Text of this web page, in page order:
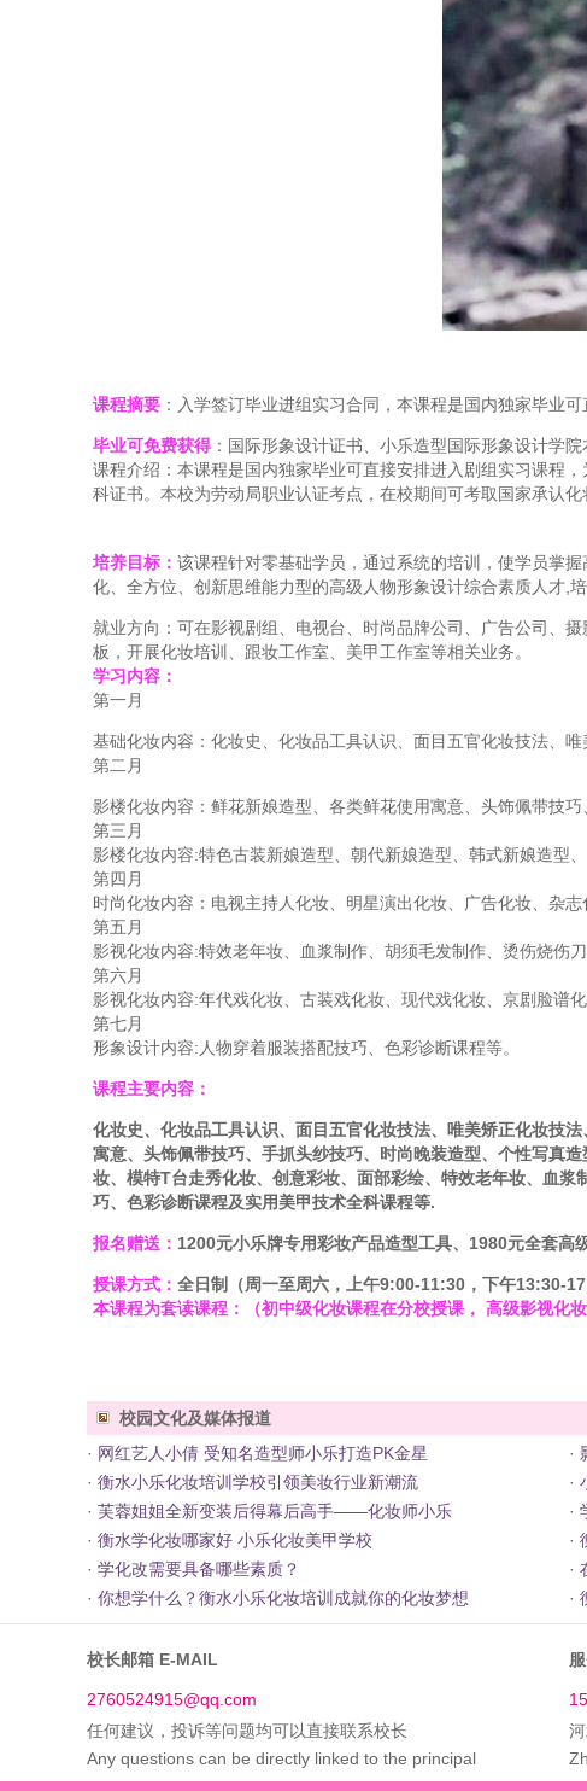
课程摘要 ：入学签订毕业进组实习合同，本课程是国内独家毕业
毕业可免费获得 ：国际形象设计证书、小乐造型国际形象设计学
课程介绍：本课程是国内独家毕业可直接安排进入剧组实习课程
科证书。本校为劳动局职业认证考点，在校期间可考取国家承认化
培养目标： 该课程针对零基础学员，通过系统的培训，使学员掌
化、全方位、创新思维能力型的高级人物形象设计综合素质人才,
就业方向：可在影视剧组、电视台、时尚品牌公司、广告公司、
板，开展化妆培训、跟妆工作室、美甲工作室等相关业务。
学习内容：
第一月
基础化妆内容：化妆史、化妆品工具认识、面目五官化妆技法、
第二月
影楼化妆内容：鲜花新娘造型、各类鲜花使用寓意、头饰佩带技
第三月
影楼化妆内容:特色古装新娘造型、朝代新娘造型、韩式新娘造型、
第四月
时尚化妆内容：电视主持人化妆、明星演出化妆、广告化妆、杂
第五月
影视化妆内容:特效老年妆、血浆制作、胡须毛发制作、烫伤烧伤刀
第六月
影视化妆内容:年代戏化妆、古装戏化妆、现代戏化妆、京剧脸谱化
第七月
形象设计内容:人物穿着服装搭配技巧、色彩诊断课程等。
课程主要内容：
化妆史、化妆品工具认识、面目五官化妆技法、唯美矫正化妆技
寓意、头饰佩带技巧、手抓头纱技巧、时尚晚装造型、个性写真
妆、模特T台走秀化妆、创意彩妆、面部彩绘、特效老年妆、血
巧、色彩诊断课程及实用美甲技术全科课程等.
报名赠送： 1200元小乐牌专用彩妆产品造型工具、1980元全套高
授课方式： 全日制（周一至周六，上午9:00-11:30，下午13:30-
本课程为套读课程：
（初中级化妆课程在分校授课， 高级影视化
校园文化及媒体报道
· 网红艺人小倩 受知名造型师小乐打造PK金星 ·
· 衡水小乐化妆培训学校引领美妆行业新潮流 ·
· 芙蓉姐姐全新变装后得幕后高手——化妆师小乐 ·
· 衡水学化妆哪家好 小乐化妆美甲学校 ·
· 学化改需要具备哪些素质？ ·
· 你想学什么？衡水小乐化妆培训成就你的化妆梦想 ·
校长邮箱 E-MAIL
2760524915@qq.com
任何建议，投诉等问题均可以直接联系校长
Any questions can be directly linked to the principal